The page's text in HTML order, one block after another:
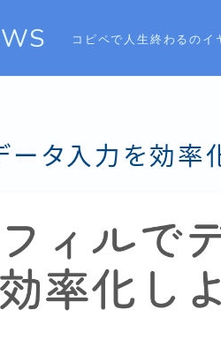
コピペで人生終わるのイ
ータ入力を効率